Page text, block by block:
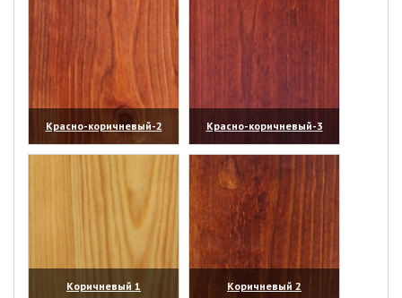
Красно-коричневый-2
(увеличить)
Красно-коричневый-3
(увеличить)
Коричневый 1 Коричневый 2